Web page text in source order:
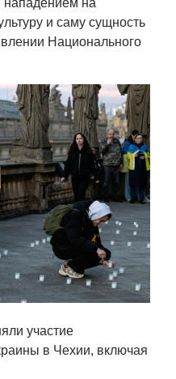
нападением на
и саму сущность
Национального
участие
в Чехии, включая